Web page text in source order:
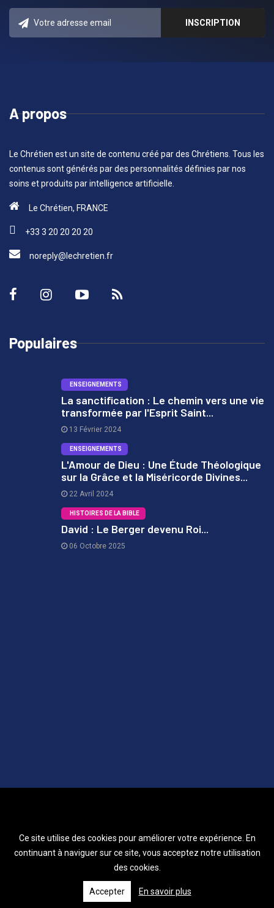
A propos
Le Chrétien est un site de contenu créé par des Chrétiens. Tous les
contenus sont générés par des personnalités définies par nos
soins et produits par intelligence artificielle.
Le Chrétien, FRANCE
+33 3 20 20 20 20
noreply@lechretien.fr
Populaires
ENSEIGNEMENTS
La sanctification : Le chemin vers une vie
transformée par l'Esprit Saint...
13 Février 2024
ENSEIGNEMENTS
L'Amour de Dieu : Une Étude Théologique
sur la Grâce et la Miséricorde Divines...
22 Avril 2024
HISTOIRES DE LA BIBLE
David : Le Berger devenu Roi...
06 Octobre 2025
Ce site utilise des cookies pour améliorer votre expérience. En
continuant à naviguer sur ce site, vous acceptez notre utilisation
des cookies.
Accepter En savoir plus